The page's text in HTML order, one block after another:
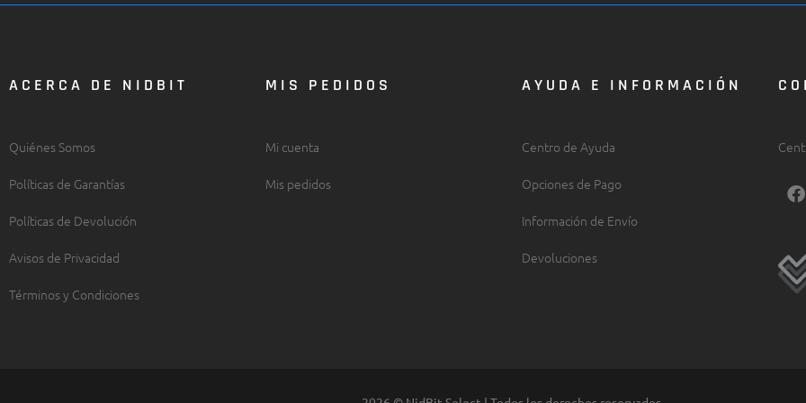
ACERCA DE NIDBIT
Quiénes Somos
Políticas de Garantías
Políticas de Devolución
Avisos de Privacidad
Términos y Condiciones
MIS PEDIDOS
Mi cuenta
Mis pedidos
AYUDA E INFORMACIÓN
Centro de Ayuda
Opciones de Pago
Información de Envío
Devoluciones
F
a
b
o
o